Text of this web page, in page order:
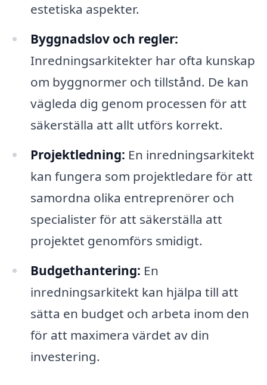
estetiska aspekter.
Byggnadslov och regler:
Inredningsarkitekter har ofta kunskap
om byggnormer och tillstånd. De kan
vägleda dig genom processen för att
säkerställa att allt utförs korrekt.
Projektledning: En inredningsarkitekt
kan fungera som projektledare för att
samordna olika entreprenörer och
specialister för att säkerställa att
projektet genomförs smidigt.
Budgethantering: En
inredningsarkitekt kan hjälpa till att
sätta en budget och arbeta inom den
för att maximera värdet av din
investering.